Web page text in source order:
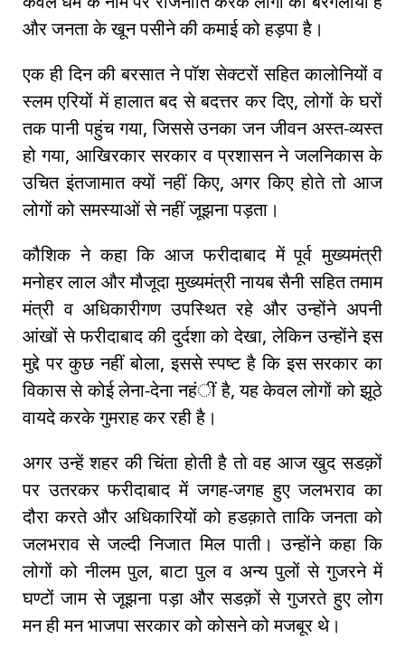
और जनता के खून पसीने की कमाई को हड़पा है।
एक ही दिन की बरसात ने पॉश सेक्टरों सहित कालोनियों व
स्लम एरियों में हालात बद से बदत्तर कर दिए, लोगों के घरों
तक पानी पहुंच गया, जिससे उनका जन जीवन अस्त-व्यस्त
हो गया, आखिरकार सरकार व प्रशासन ने जलनिकास के
उचित इंतजामात क्यों नहीं किए, अगर किए होते तो आज
लोगों को समस्याओं से नहीं जूझना पड़ता।
कौशिक ने कहा कि आज फरीदाबाद में पूर्व मुख्यमंत्री
मनोहर लाल और मौजूदा मुख्यमंत्री नायब सैनी सहित तमाम
मंत्री व अधिकारीगण उपस्थित रहे और उन्होंने अपनी
आंखों से फरीदाबाद की दुर्दशा को देखा, लेकिन उन्होंने इस
मुद्दे पर कुछ नहीं बोला, इससे स्पष्ट है कि इस सरकार का
विकास से कोई लेना-देना नहंीं है, यह केवल लोगों को झूठे
वायदे करके गुमराह कर रही है।
अगर उन्हें शहर की चिंता होती है तो वह आज खुद सडक़ों
पर उतरकर फरीदाबाद में जगह-जगह हुए जलभराव का
दौरा करते और अधिकारियों को हडक़ाते ताकि जनता को
जलभराव से जल्दी निजात मिल पाती। उन्होंने कहा कि
लोगों को नीलम पुल, बाटा पुल व अन्य पुलों से गुजरने में
घण्टों जाम से जूझना पड़ा और सडक़ों से गुजरते हुए लोग
मन ही मन भाजपा सरकार को कोसने को मजबूर थे।